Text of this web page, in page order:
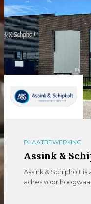
VERSPANEN
Dormac CNC
Full Service CNC
meer dan 70 jaar dé